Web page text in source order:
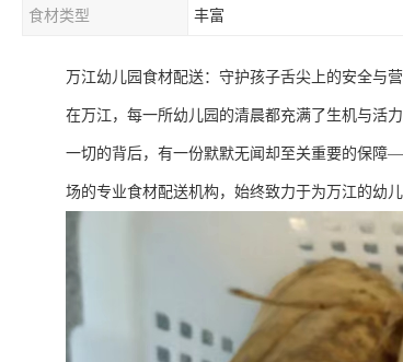
食材类型 丰富
万江幼儿园食材配送：守护孩子舌尖上的安全与
在万江，每一所幼儿园的清晨都充满了生机与活
一切的背后，有一份默默无闻却至关重要的保障
场的专业食材配送机构，始终致力于为万江的幼